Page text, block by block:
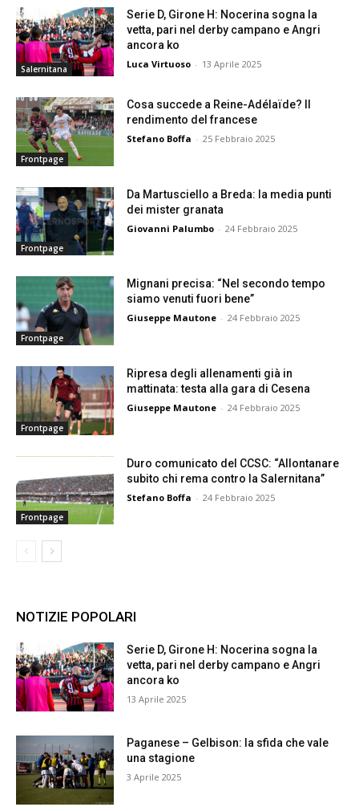
Salernitana
Serie D, Girone H: Nocerina sogna la
vetta, pari nel derby campano e Angri
ancora ko
Luca Virtuoso - 13 Aprile 2025
Frontpage
Cosa succede a Reine-Adélaïde? Il
rendimento del francese
Stefano Boffa - 25 Febbraio 2025
Frontpage
Da Martusciello a Breda: la media punti
dei mister granata
Giovanni Palumbo - 24 Febbraio 2025
Frontpage
Mignani precisa: “Nel secondo tempo
siamo venuti fuori bene”
Giuseppe Mautone - 24 Febbraio 2025
Frontpage
Ripresa degli allenamenti già in
mattinata: testa alla gara di Cesena
Giuseppe Mautone - 24 Febbraio 2025
Frontpage
Duro comunicato del CCSC: “Allontanare
subito chi rema contro la Salernitana”
Stefano Boffa - 24 Febbraio 2025
NOTIZIE POPOLARI
Serie D, Girone H: Nocerina sogna la
vetta, pari nel derby campano e Angri
ancora ko
13 Aprile 2025
Paganese – Gelbison: la sfida che vale
una stagione
3 Aprile 2025